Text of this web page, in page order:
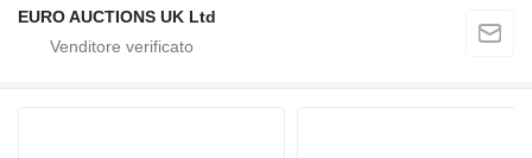
EURO AUCTIONS UK Ltd